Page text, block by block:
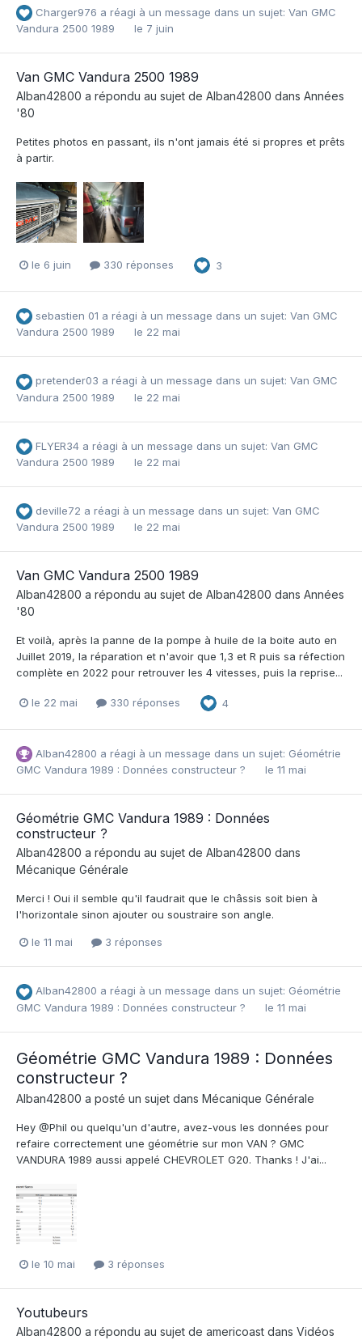
Charger976 a réagi à un message dans un sujet: Van GMC
Vandura 2500 1989
le 7 juin
Van GMC Vandura 2500 1989
Alban42800 a répondu au sujet de Alban42800 dans Années
'80
Petites photos en passant, ils n'ont jamais été si propres et prêts
à partir.
le 6 juin 330 réponses 3
sebastien 01 a réagi à un message dans un sujet: Van GMC
Vandura 2500 1989
le 22 mai
pretender03 a réagi à un message dans un sujet: Van GMC
Vandura 2500 1989
le 22 mai
FLYER34 a réagi à un message dans un sujet: Van GMC
Vandura 2500 1989
le 22 mai
deville72 a réagi à un message dans un sujet: Van GMC
Vandura 2500 1989
le 22 mai
Van GMC Vandura 2500 1989
Alban42800 a répondu au sujet de Alban42800 dans Années
'80
Et voilà, après la panne de la pompe à huile de la boite auto en
Juillet 2019, la réparation et n'avoir que 1,3 et R puis sa réfection
complète en 2022 pour retrouver les 4 vitesses, puis la reprise...
le 22 mai 330 réponses 4
Alban42800 a réagi à un message dans un sujet: Géométrie
GMC Vandura 1989 : Données constructeur ?
le 11 mai
Géométrie GMC Vandura 1989 : Données
constructeur ?
Alban42800 a répondu au sujet de Alban42800 dans
Mécanique Générale
Merci ! Oui il semble qu'il faudrait que le châssis soit bien à
l'horizontale sinon ajouter ou soustraire son angle.
le 11 mai 3 réponses
Alban42800 a réagi à un message dans un sujet: Géométrie
GMC Vandura 1989 : Données constructeur ?
le 11 mai
Géométrie GMC Vandura 1989 : Données
constructeur ?
Alban42800 a posté un sujet dans Mécanique Générale
Hey @Phil ou quelqu'un d'autre, avez-vous les données pour
refaire correctement une géométrie sur mon VAN ? GMC
VANDURA 1989 aussi appelé CHEVROLET G20. Thanks ! J'ai...
le 10 mai 3 réponses
Youtubeurs
Alban42800 a répondu au sujet de americoast dans Vidéos